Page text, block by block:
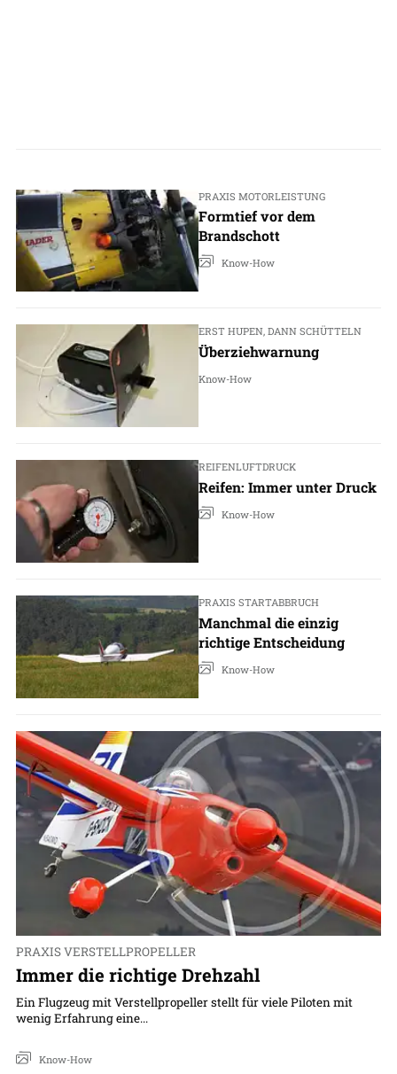
PRAXIS MOTORLEISTUNG
Formtief vor dem
Brandschott
Know-How
ERST HUPEN, DANN SCHÜTTELN
Überziehwarnung
Know-How
REIFENLUFTDRUCK
Reifen: Immer unter Druck
Know-How
PRAXIS STARTABBRUCH
Manchmal die einzig
richtige Entscheidung
Know-How
PRAXIS VERSTELLPROPELLER
Immer die richtige Drehzahl
Ein Flugzeug mit Verstellpropeller stellt für viele Piloten mit
wenig Erfahrung eine...
Know-How